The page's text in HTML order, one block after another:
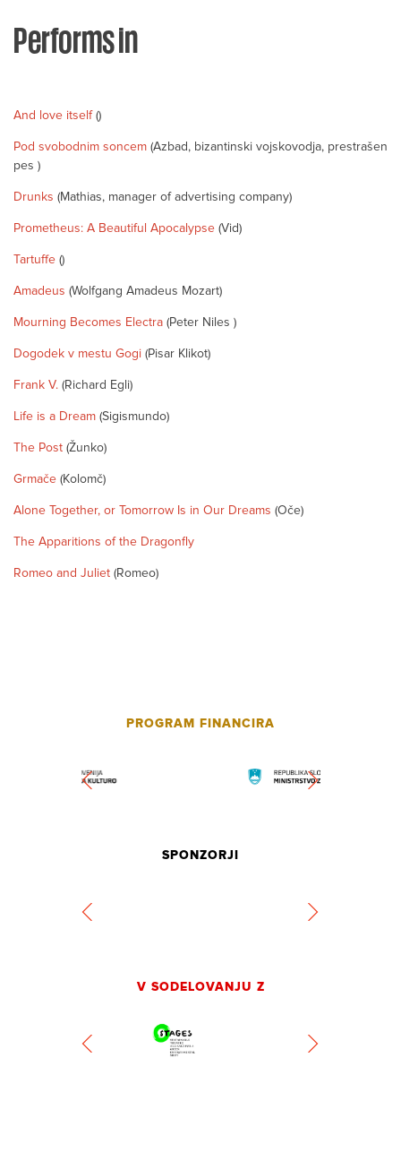
Performs in
And love itself()
Pod svobodnim soncem (Azbad, bizantinski vojskovodja, prestrašen
pes )
Drunks (Mathias, manager of advertising company)
Prometheus: A Beautiful Apocalypse (Vid)
Tartuffe ()
Amadeus (Wolfgang Amadeus Mozart)
Mourning Becomes Electra (Peter Niles )
Dogodek v mestu Gogi (Pisar Klikot)
Frank V. (Richard Egli)
Life is a Dream (Sigismundo)
The Post (Žunko)
Grmače (Kolomč)
Alone Together, or Tomorrow Is in Our Dreams (Oče)
The Apparitions of the Dragonfly
Romeo and Juliet (Romeo)
PROGRAM FINANCIRA
SPONZORJI
V SODELOVANJU Z